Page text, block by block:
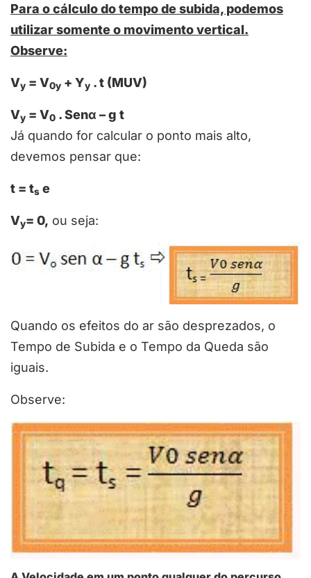
Para o cálculo do tempo de subida, podemos
utilizar somente o movimento vertical.
Observe:
Vy = V0y + Yy . t (MUV)
Vy = V0 . Senα – g t
Já quando for calcular o ponto mais alto,
devemos pensar que:
t = ts e
Vy= 0, ou seja:
Quando os efeitos do ar são desprezados, o
Tempo de Subida e o Tempo da Queda são
iguais.
Observe: